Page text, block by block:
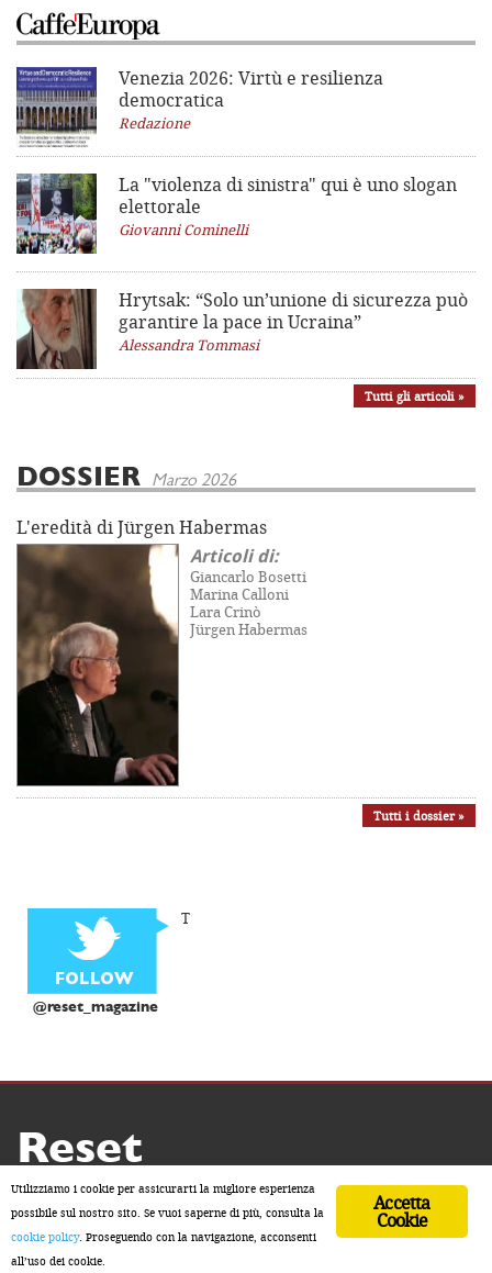
Venezia 2026: Virtù e resilienza
democratica
Redazione
La "violenza di sinistra" qui è uno slogan
elettorale
Giovanni Cominelli
Hrytsak: “Solo un’unione di sicurezza può
garantire la pace in Ucraina”
Alessandra Tommasi
Tutti gli articoli »
DOSSIER Marzo 2026
L'eredità di Jürgen Habermas
Articoli di:
Giancarlo Bosetti
Marina Calloni
Lara Crinò
Jürgen Habermas
Tutti i dossier »
@reset_magazine
T
Reset
Accetta
Cookie
Utilizziamo i cookie per assicurarti la migliore esperienza
possibile sul nostro sito. Se vuoi saperne di più, consulta la
cookie policy. Proseguendo con la navigazione, acconsenti
all’uso dei cookie.